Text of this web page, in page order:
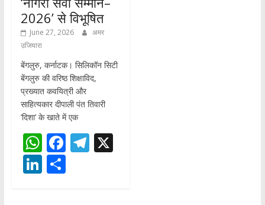
2026’ से विभूषित
June 27, 2026
अमर
उजियारा
बेंगलुरु, कर्नाटक। सिलिकॉन सिटी
बेंगलुरु की वरिष्ठ शिक्षाविद,
प्रख्यात कवयित्री और
साहित्यकार दीपाली पंत तिवारी
‘दिशा’ के खाते में एक
W
h
at
F
ac
e
T X
Li S